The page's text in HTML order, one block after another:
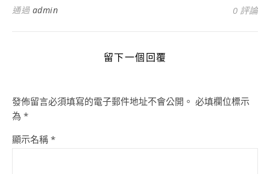
通過 admin 0 評論
留下一個回覆
發佈留言必須填寫的電子郵件地址不會公開。 必填欄位標示
為 *
顯示名稱 *